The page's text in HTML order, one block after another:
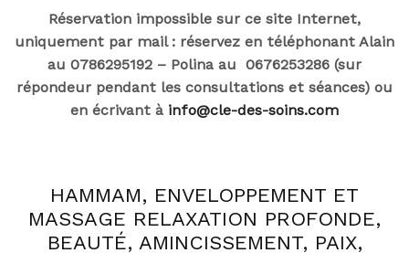
Réservation impossible sur ce site Internet,
uniquement par mail : réservez en téléphonant Alain
au 0786295192 – Polina au 0676253286 (sur
répondeur pendant les consultations et séances) ou
en écrivant à info@cle-des-soins.com
HAMMAM, ENVELOPPEMENT ET
MASSAGE RELAXATION PROFONDE,
BEAUTÉ, AMINCISSEMENT, PAIX,